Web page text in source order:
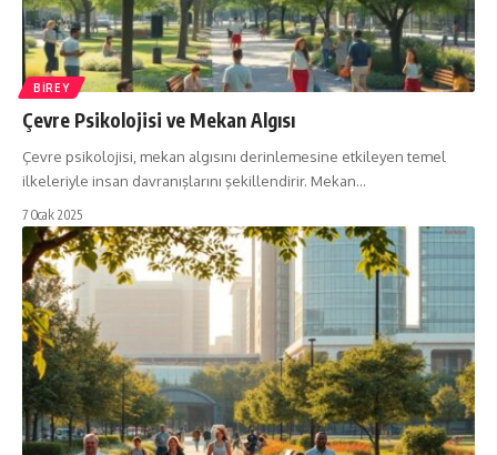
BIREY
Çevre Psikolojisi ve Mekan Algısı
Çevre psikolojisi, mekan algısını derinlemesine etkileyen temel
ilkeleriyle insan davranışlarını şekillendirir. Mekan…
7 Ocak 2025